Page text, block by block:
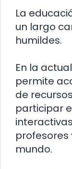
La
un largo
humildes.
En la
permite
de
participar
profesores
mundo.